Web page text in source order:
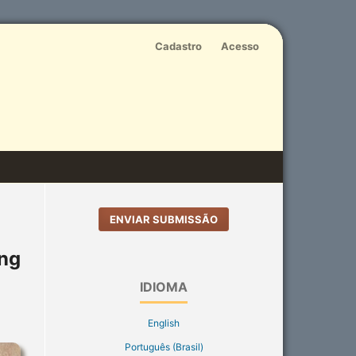
Cadastro Acesso
ENVIAR SUBMISSÃO
IDIOMA
English
Português (Brasil)